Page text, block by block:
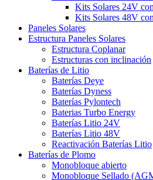
Kits Solares 24V
Kits Solares 48V
Paneles Solares
Estructura Paneles Solares
Estructura Coplanar
Estructuras con inclinación
Baterías de Litio
Baterías Deye
Baterías Dyness
Baterías Pylontech
Baterias Turbo Energy
Baterías Litio 24V
Baterías Litio 48V
Reactivación Baterías Litio
Baterías de Plomo
Monobloque abierto
Monobloque Sellado